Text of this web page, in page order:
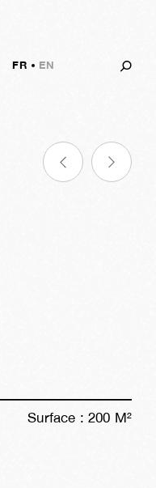
FR EN
Surface : 200 M²